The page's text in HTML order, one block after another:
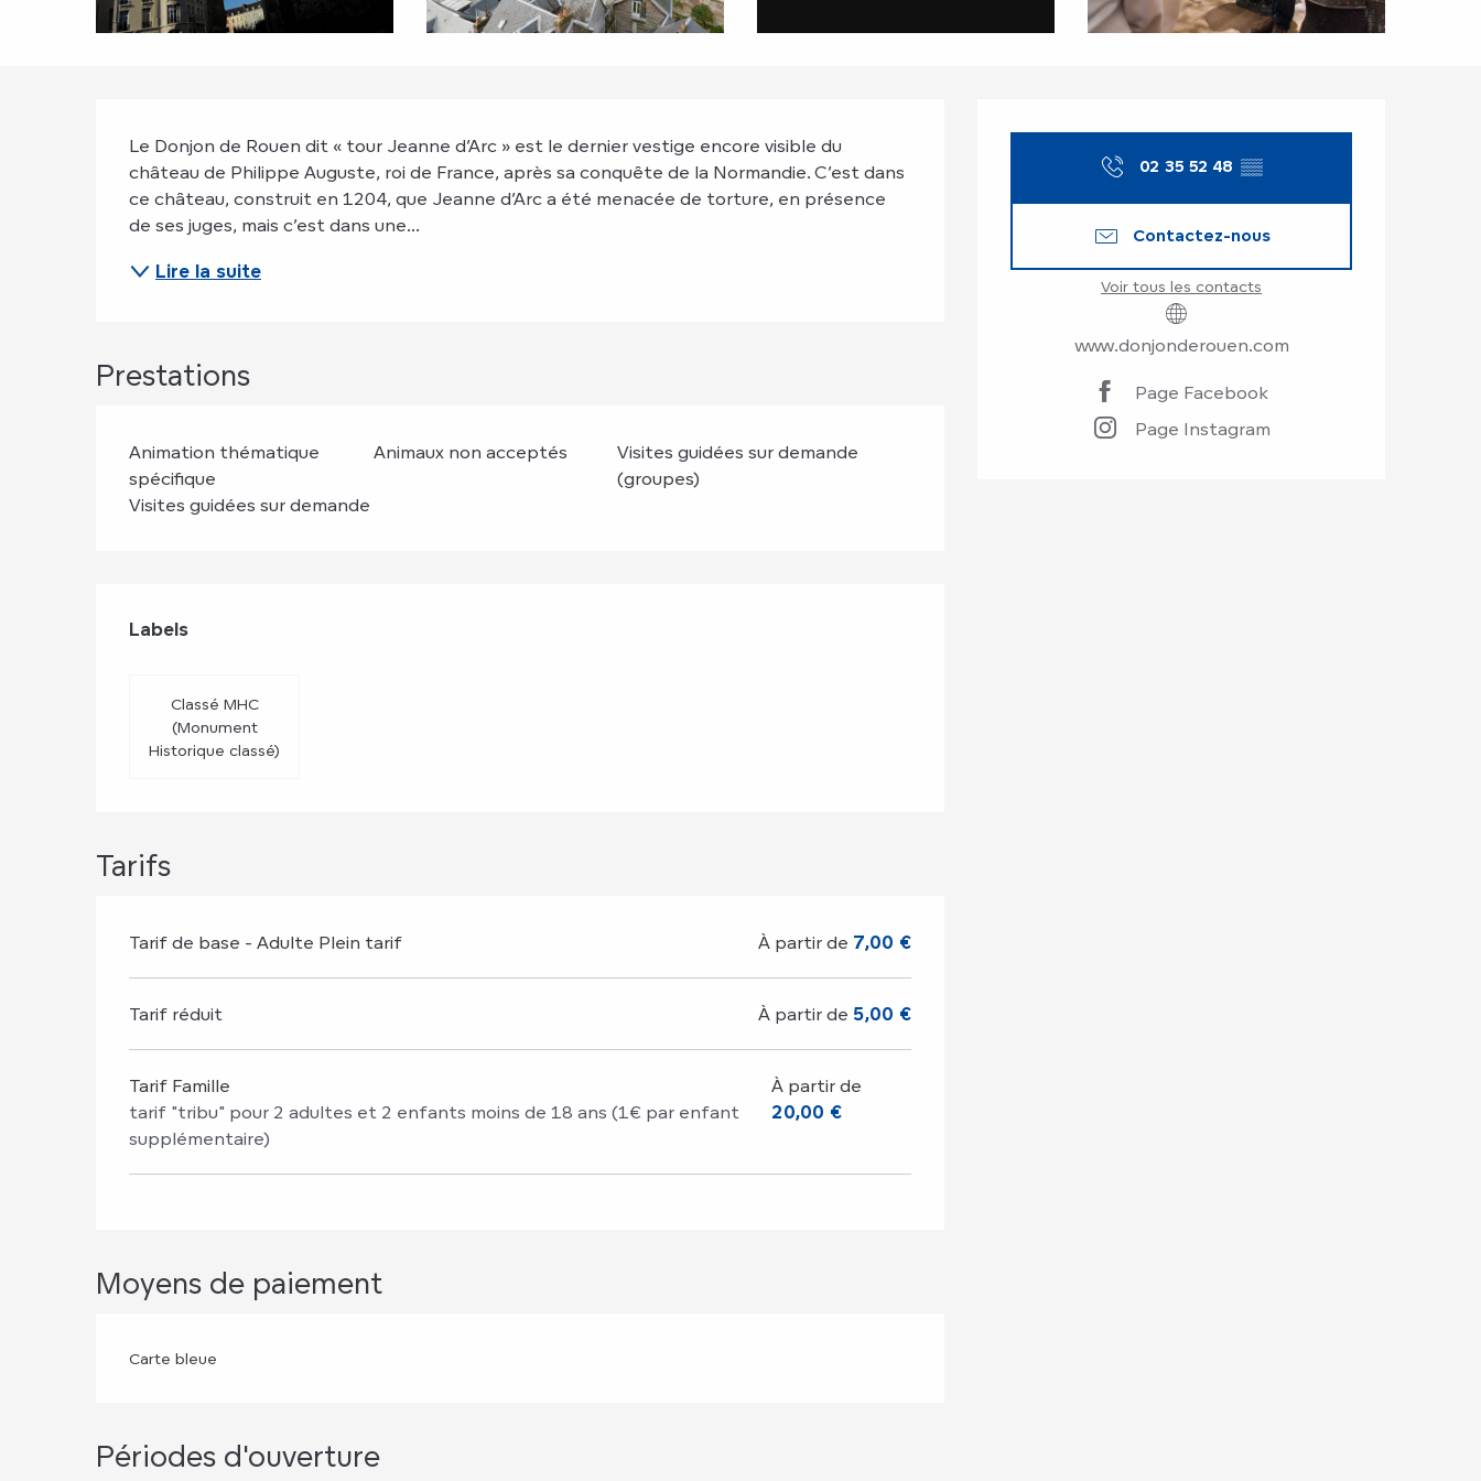
Ouverture et
02 35 52 48 ▒▒
Contactez-nous
Voir tous les contacts
www.donjonderouen.com
Page Facebook
Page Instagram
Description
Le Donjon de Rouen dit « tour Jeanne d’Arc » est le dernier vestige encore visible du
château de Philippe Auguste, roi de France, après sa conquête de la Normandie. C’est dans
ce château, construit en 1204, que Jeanne d’Arc a été menacée de torture, en présence
de ses juges, mais c’est dans une...
Lire la suite
Prestations
Animation thématique
spécifique
Animaux non acceptés
Visites guidées sur demande
(groupes)
Visites guidées sur demande
Offres de prestations
Labels
Labels
Classé MHC
(Monument
Historique classé)
Tarifs
Tarif de base - Adulte Plein tarif À partir de 7,00 €
Tarif réduit À partir de 5,00 €
Tarif Famille
tarif "tribu" pour 2 adultes et 2 enfants moins de 18 ans (1€ par enfant
supplémentaire)
À partir de
20,00 €
Moyens de paiement
Carte bleue
Périodes d'ouverture